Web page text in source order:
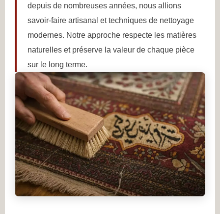
depuis de nombreuses années, nous allions
savoir-faire artisanal et techniques de nettoyage
modernes. Notre approche respecte les matières
naturelles et préserve la valeur de chaque pièce
sur le long terme.